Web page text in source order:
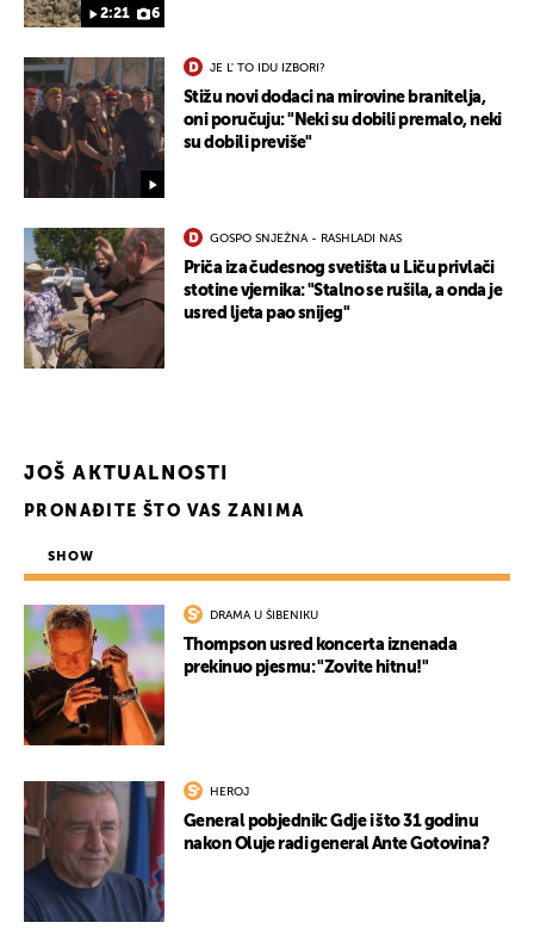
2:21 6
JE L' TO IDU IZBORI?
Stižu novi dodaci na mirovine branitelja,
oni poručuju: "Neki su dobili premalo, neki
su dobili previše"
GOSPO SNJEŽNA - RASHLADI NAS
Priča iza čudesnog svetišta u Liču privlači
stotine vjernika: "Stalno se rušila, a onda je
usred ljeta pao snijeg"
JOŠ AKTUALNOSTI
PRONAĐITE ŠTO VAS ZANIMA
SHOW
DRAMA U ŠIBENIKU
Thompson usred koncerta iznenada
prekinuo pjesmu: "Zovite hitnu!"
HEROJ
General pobjednik: Gdje i što 31 godinu
nakon Oluje radi general Ante Gotovina?